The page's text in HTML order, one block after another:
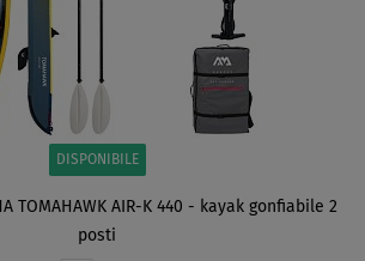
DISPONIBILE
TOMAHAWK AIR-K 440 - kayak gonfiabile 2
posti